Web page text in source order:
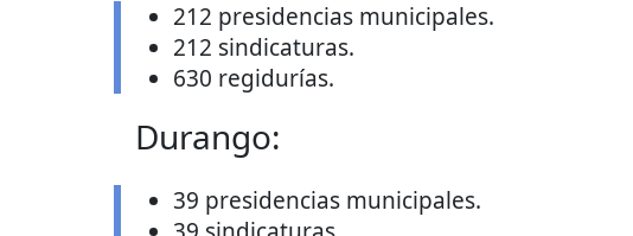
212 presidencias municipales.
212 sindicaturas.
630 regidurías.
Durango:
39 presidencias municipales.